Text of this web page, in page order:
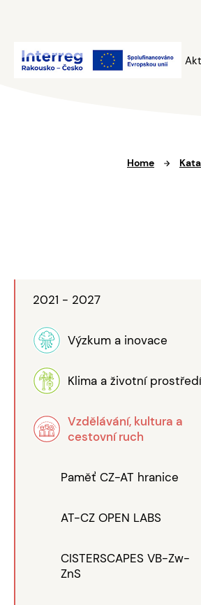
Home
2021 - 2027
Výzkum a inovace
Klima a životní prostředí
Vzdělávání, kultura a
cestovní ruch
Paměť CZ-AT hranice
AT-CZ OPEN LABS
CISTERSCAPES VB-Zw-
ZnS